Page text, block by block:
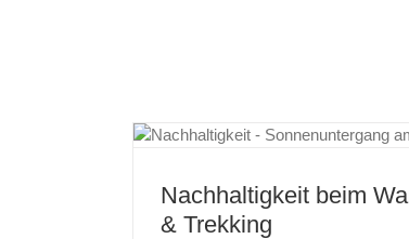
Nachhaltigkeit beim
& Trekking
Eifel-Wandern an der Sauer –
raus!